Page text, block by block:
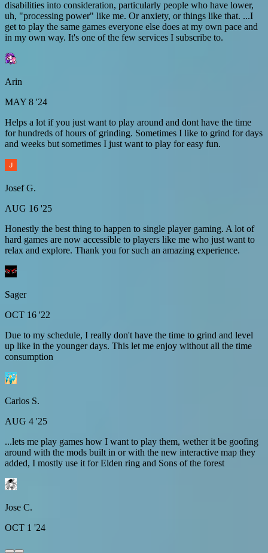
disabilities into consideration, particularly people who have lower,
uh, "processing power" like me. Or anxiety, or things like that. ...I
get to play the same games everyone else does at my own pace and
in my own way. It's one of the few services I subscribe to.
Arin
MAY 8 '24
Helps a lot if you just want to play around and dont have the time
for hundreds of hours of grinding. Sometimes I like to grind for days
and weeks but sometimes I just want to play for easy fun.
Josef G.
AUG 16 '25
Honestly the best thing to happen to single player gaming. A lot of
hard games are now accessible to players like me who just want to
relax and explore. Thank you for such an amazing experience.
Sager
OCT 16 '22
Due to my schedule, I really don't have the time to grind and level
up like in the younger days. This let me enjoy without all the time
consumption
Carlos S.
AUG 4 '25
...lets me play games how I want to play them, wether it be goofing
around with the mods built in or with the new interactive map they
added, I mostly use it for Elden ring and Sons of the forest
Jose C.
OCT 1 '24